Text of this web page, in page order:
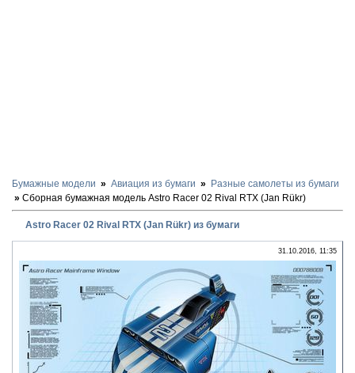
Бумажные модели Авиация из бумаги
Разные самолеты из бумаги
Сборная бумажная модель Astro Racer 02 Rival RTX (Jan Rükr)
Astro Racer 02 Rival RTX (Jan Rükr) из бумаги
31.10.2016, 11:35